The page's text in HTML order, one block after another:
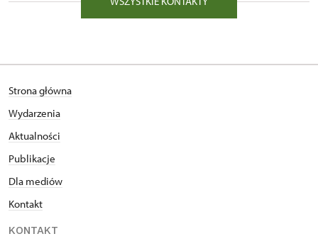
Strona główna
Wydarzenia
Aktualności
Publikacje
Dla mediów
Kontakt
KONTAKT